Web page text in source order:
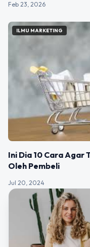
Feb 23, 2026
ILMU MARKETING
Ini Dia 10 Cara Agar
Oleh Pembeli
Jul 20, 2024